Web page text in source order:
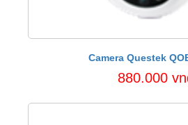
Camera Questek
880.000